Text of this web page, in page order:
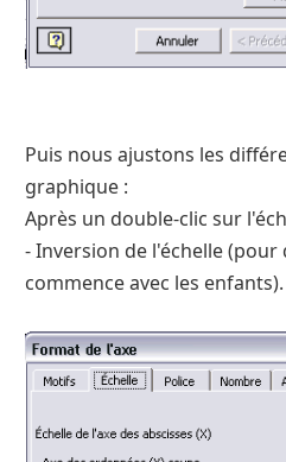
Puis nous ajustons les
graphique :
Après un double-clic sur
- Inversion de l'échelle (pour
commence avec les enfants).